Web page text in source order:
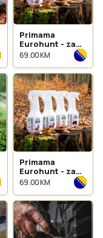
Primama
Eurohunt - za
divlju svinju
69.00 KM
Primama
Eurohunt - za
srneću divljač
69.00 KM